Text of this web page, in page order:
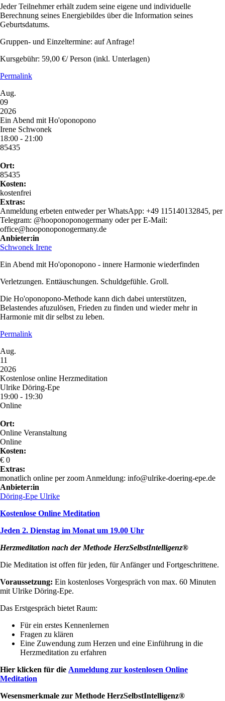
Jeder Teilnehmer erhält zudem seine eigene und individuelle
Berechnung seines Energiebildes über die Information seines
Geburtsdatums.
Gruppen- und Einzeltermine: auf Anfrage!
Kursgebühr: 59,00 €/ Person (inkl. Unterlagen)
Permalink
Aug.
09
2026
Ein Abend mit Ho'oponopono
Irene Schwonek
18:00 - 21:00
85435
Ort:
85435
Kosten:
kostenfrei
Extras:
Anmeldung erbeten entweder per WhatsApp: +49 115140132845, per
Telegram: @hooponoponogermany oder per E-Mail:
office@hooponoponogermany.de
Anbieter:in
Schwonek Irene
Ein Abend mit Ho'oponopono - innere Harmonie wiederfinden
Verletzungen. Enttäuschungen. Schuldgefühle. Groll.
Die Ho'oponopono-Methode kann dich dabei unterstützen,
Belastendes afuzulösen, Frieden zu finden und wieder mehr in
Harmonie mit dir selbst zu leben.
Permalink
Aug.
11
2026
Kostenlose online Herzmeditation
Ulrike Döring-Epe
19:00 - 19:30
Online
Ort:
Online Veranstaltung
Online
Kosten:
€ 0
Extras:
monatlich online per zoom Anmeldung: info@ulrike-doering-epe.de
Anbieter:in
Döring-Epe Ulrike
Kostenlose Online Meditation
Jeden 2. Dienstag im Monat um 19.00 Uhr
Herzmeditation nach der Methode HerzSelbstIntelligenz®
Die Meditation ist offen für jeden, für Anfänger und Fortgeschrittene.
Voraussetzung: Ein kostenloses Vorgespräch von max. 60 Minuten
mit Ulrike Döring-Epe.
Das Erstgespräch bietet Raum:
Für ein erstes Kennenlernen
Fragen zu klären
Eine Zuwendung zum Herzen und eine Einführung in die
Herzmeditation zu erfahren
Hier klicken für die Anmeldung zur kostenlosen Online
Meditation
Wesensmerkmale zur Methode HerzSelbstIntelligenz®